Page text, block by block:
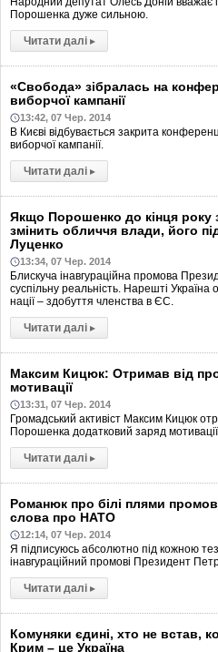
Порошенка дуже сильною.
Читати далі ▸
«Свобода» зібралась на
виборчої кампанії
13:42, 07 Чер. 2014
В Києві відбувається закрита
виборчої кампанії.
Читати далі ▸
Якщо Порошенко до кінця року
змінить обличчя влади, його
Луценко
13:34, 07 Чер. 2014
Блискуча інавгураційна промова
суспільну реальність. Нарешті Україна
нації – здобуття членства в ЄС.
Читати далі ▸
Максим Кицюк: Отримав від
мотивації
13:31, 07 Чер. 2014
Громадський активіст Максим Кицюк
Порошенка додатковий заряд мотивації.
Читати далі ▸
Романюк про білі плями
слова про НАТО
12:14, 07 Чер. 2014
Я підписуюсь абсолютно під кожною
інавгураційний промові Президент
Читати далі ▸
Комуняки єдині, хто не встав,
Крим – це Україна